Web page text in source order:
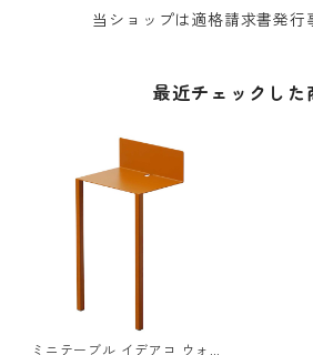
当ショップは適格請求書発行
最近チェックした
ミニテーブル イデアコ ウォー